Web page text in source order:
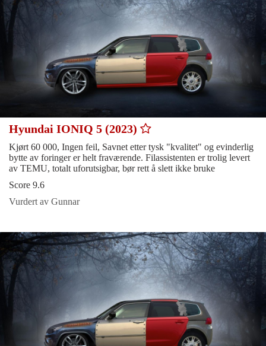
Hyundai IONIQ 5 (2023)
Kjørt 60 000, Ingen feil, Savnet etter tysk "kvalitet" og evinderlig
bytte av foringer er helt fraværende. Filassistenten er trolig levert
av TEMU, totalt uforutsigbar, bør rett å slett ikke bruke
Score 9.6
Vurdert av Gunnar